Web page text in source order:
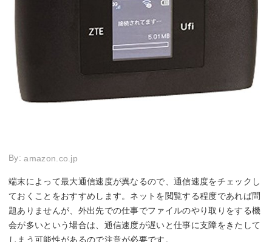
By:amazon.co.jp
端末によって最大通信速度が異なるので、通信速度をチェックし
ておくことをおすすめします。ネットを閲覧する程度であれば問
題ありませんが、外出先での仕事でファイルのやり取りをする機
会が多いという場合は、通信速度が遅いと仕事に支障をきたして
しまう可能性があるので注意が必要です。